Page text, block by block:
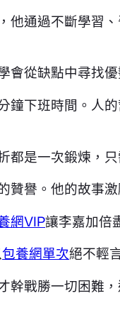
他通過不斷學習
從缺點中尋找
下班時間。人
都是一次鍛煉，
譽。他的故事
網VIP讓李嘉加倍
包養網單次絕不輕
幹戰勝一切困難